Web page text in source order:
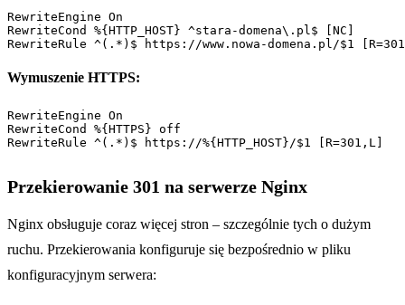
RewriteEngine On
RewriteCond %{HTTP_HOST} ^stara-domena\.pl$ [NC]
RewriteRule ^(.*)$ https://www.nowa-domena.pl/$1
Wymuszenie HTTPS:
RewriteEngine On
RewriteCond %{HTTPS} off
RewriteRule ^(.*)$ https://%{HTTP_HOST}/$1 [R=301,L]
Przekierowanie 301 na serwerze Nginx
Nginx obsługuje coraz więcej stron – szczególnie tych o dużym
ruchu. Przekierowania konfiguruje się bezpośrednio w pliku
konfiguracyjnym serwera: